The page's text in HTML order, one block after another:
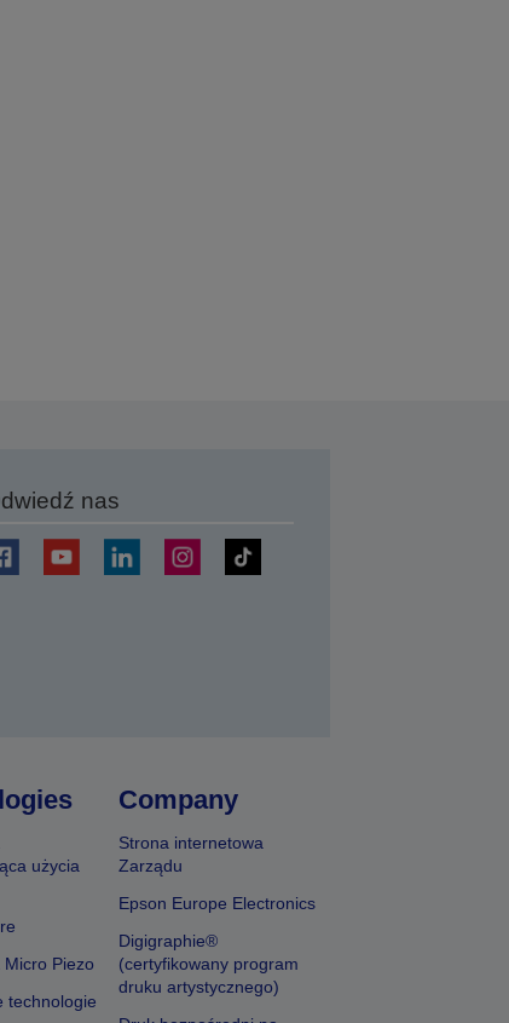
nas
użycia
Piezo
technologie
Company
Strona internetowa
Zarządu
Epson Europe Electronics
Digigraphie®
(certyfikowany program
druku artystycznego)